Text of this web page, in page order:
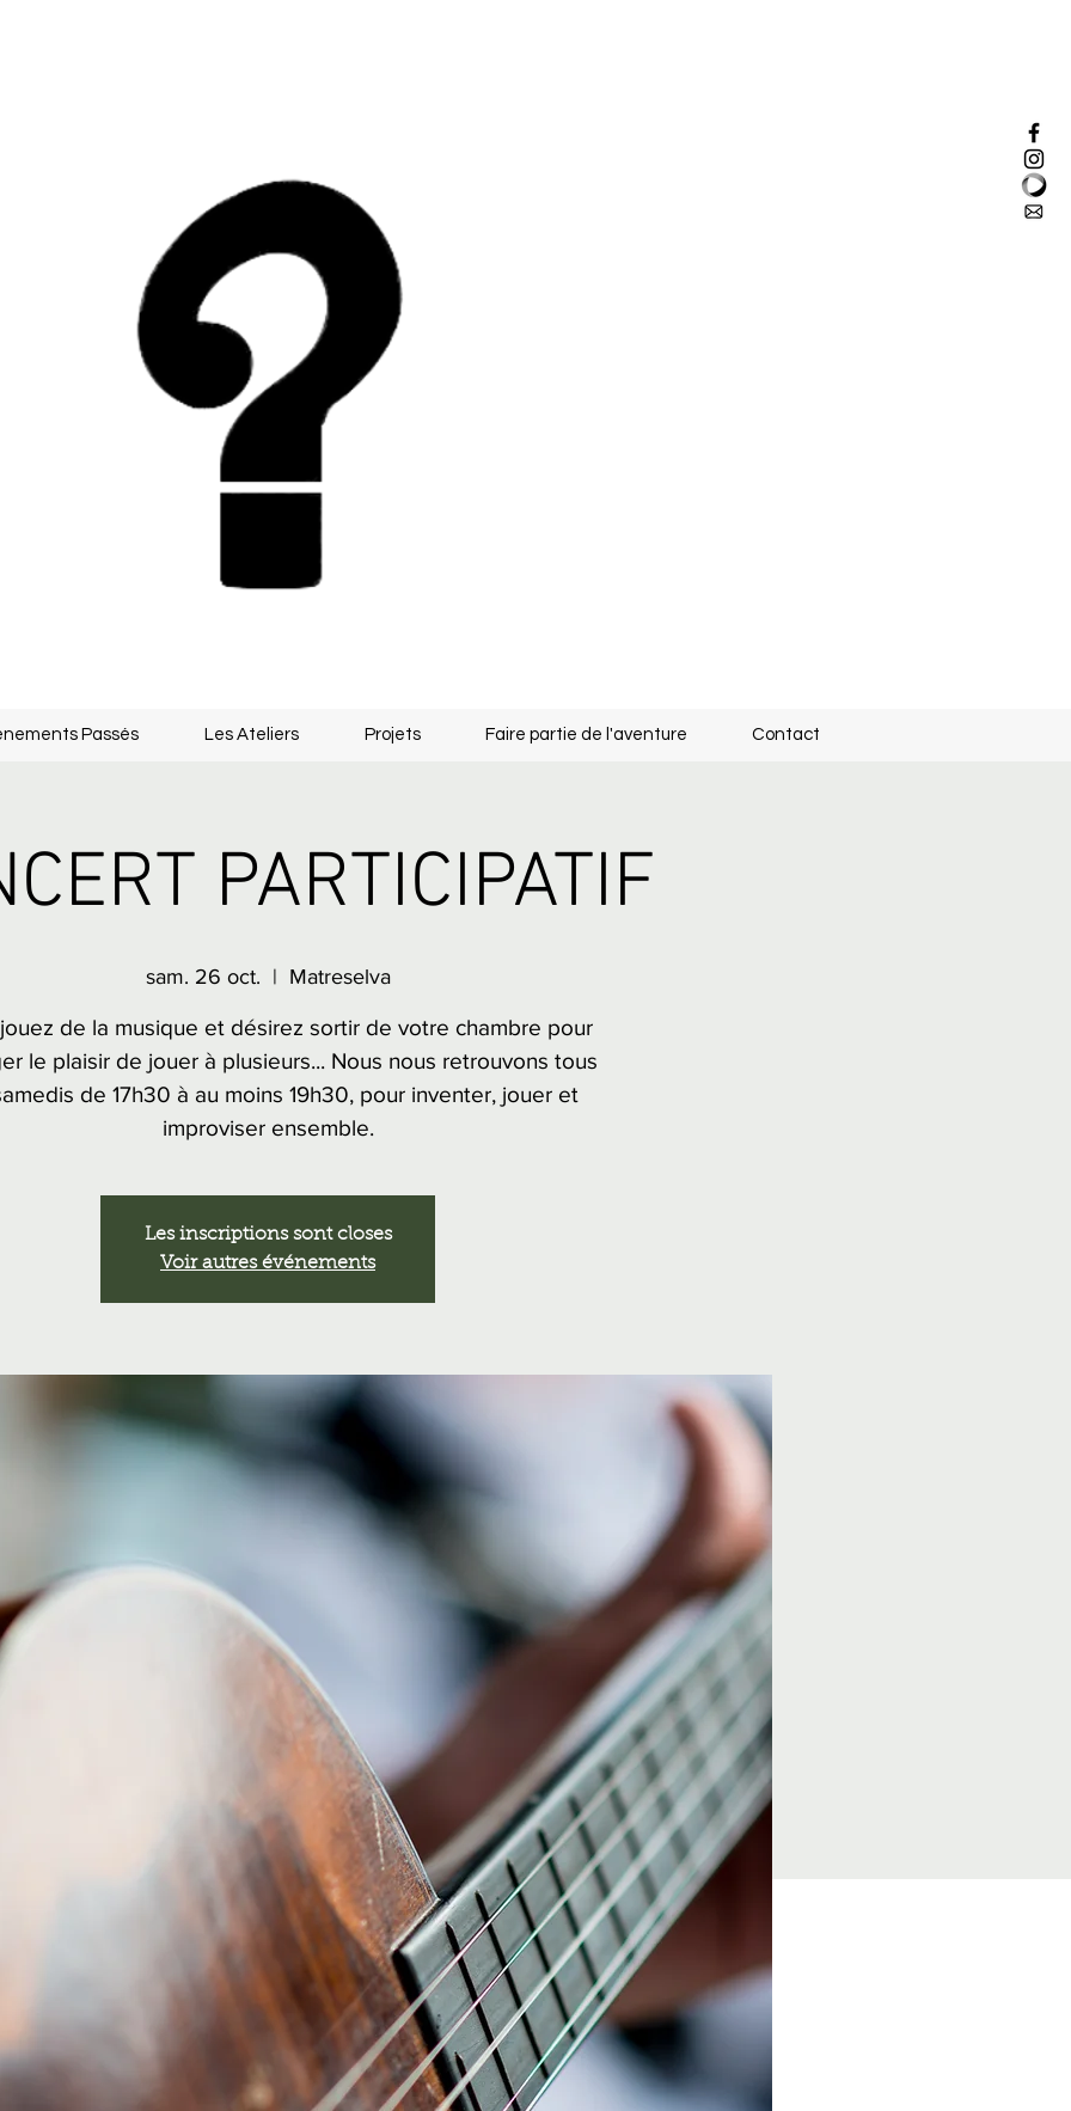
Passés Les Ateliers Projets Faire partie de l'aventure Contact
PARTICIPATIF
sam. 26 oct.
  |
Matreselva
de la musique et désirez sortir de votre chambre pour
le plaisir de jouer à plusieurs... Nous nous retrouvons tous
de 17h30 à au moins 19h30, pour inventer, jouer et
improviser ensemble.
Les inscriptions sont closes
Voir autres événements